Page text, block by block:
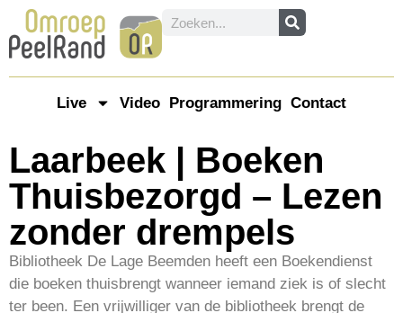
Live Video Programmering Contact
Laarbeek | Boeken
Thuisbezorgd – Lezen
zonder drempels
Bibliotheek De Lage Beemden heeft een Boekendienst
die boeken thuisbrengt wanneer iemand ziek is of slecht
ter been. Een vrijwilliger van de bibliotheek brengt de